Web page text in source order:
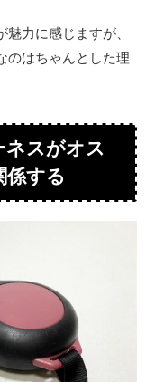
力に感じますが、
のはちゃんとした理
ネスがオス
係する